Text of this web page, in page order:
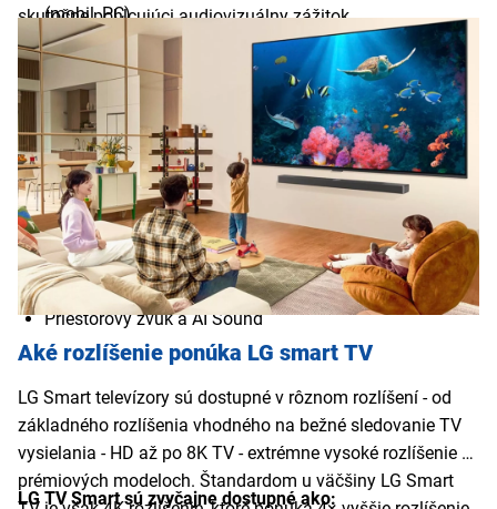
skutočne pohlcujúci audiovizuálny zážitok.
(mobil, PC)
Prístup k streamovacím platformám (Netflix, YouTube,
Disney+, HBO Max, atď.)
Zrkadlenie obrazovky (Miracast, AirPlay 2, WiDi)
Ovládanie hlasom cez AI asistenta
Prepojenie so smart domácnosťou
Herný režim s optimalizáciou obrazu a zvuku
Podpora 4K pri 120 Hz pre nové herné konzoly
Kompatibilita s Bluetooth/USB hernými ovládačmi
Operačný systém webOS s intuitívnym ovládaním
HDR podpora (HDR10, Dolby Vision)
Priestorový zvuk a AI Sound
Aké rozlíšenie ponúka LG smart TV
LG Smart televízory sú dostupné v rôznom rozlíšení - od
základného rozlíšenia vhodného na bežné sledovanie TV
vysielania - HD až po 8K TV - extrémne vysoké rozlíšenie v
prémiových modeloch. Štandardom u väčšiny LG Smart
LG TV Smart sú zvyčajne dostupné ako: